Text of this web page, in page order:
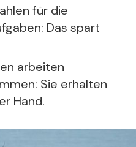
für die
Das spart
arbeiten
Sie erhalten
Hand.